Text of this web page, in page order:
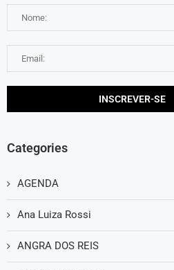
Categories
AGENDA
Ana Luiza Rossi
ANGRA DOS REIS